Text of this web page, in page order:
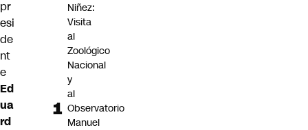
pr
esi
de
nt
e
Ed
ua
rd
Niñez:
Visita
al
Zoológico
Nacional
y
al
Observatorio
Manuel